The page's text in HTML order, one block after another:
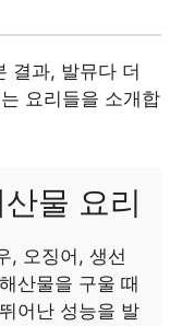
결과, 발뮤다 더
요리들을 소개합
물 요리
, 오징어, 생선
산물을 구울 때
어난 성능을 발